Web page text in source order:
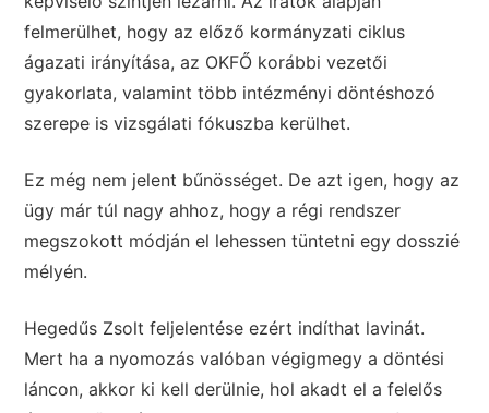
felmerülhet, hogy az előző kormányzati ciklus
ágazati irányítása, az OKFŐ korábbi vezetői
gyakorlata, valamint több intézményi döntéshozó
szerepe is vizsgálati fókuszba kerülhet.
Ez még nem jelent bűnösséget. De azt igen, hogy az
ügy már túl nagy ahhoz, hogy a régi rendszer
megszokott módján el lehessen tüntetni egy dosszié
mélyén.
Hegedűs Zsolt feljelentése ezért indíthat lavinát.
Mert ha a nyomozás valóban végigmegy a döntési
láncon, akkor ki kell derülnie, hol akadt el a felelős